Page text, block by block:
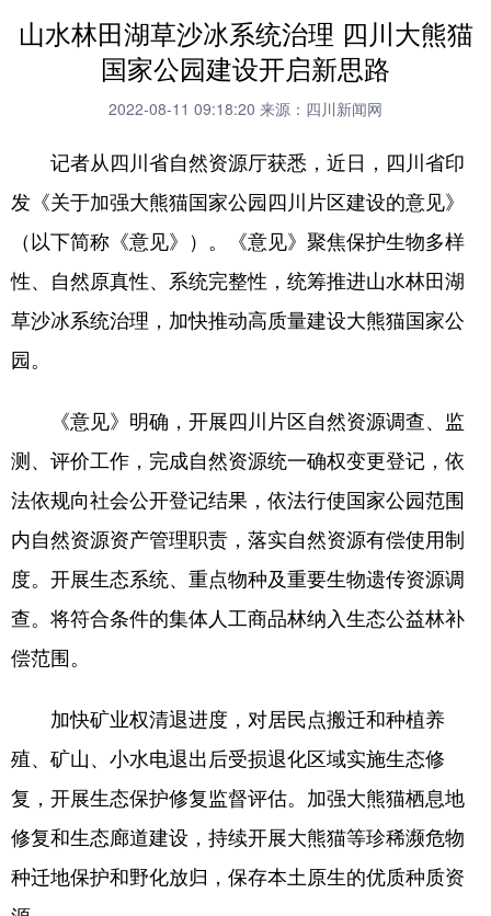
山水林田湖草沙冰系统治理 四川大熊猫
国家公园建设开启新思路
2022-08-11 09:18:20 来源：四川新闻网
记者从四川省自然资源厅获悉，近日，四川省印
发《关于加强大熊猫国家公园四川片区建设的意见》
（以下简称《意见》）。《意见》聚焦保护生物多样
性、自然原真性、系统完整性，统筹推进山水林田湖
草沙冰系统治理，加快推动高质量建设大熊猫国家公
园。
《意见》明确，开展四川片区自然资源调查、监
测、评价工作，完成自然资源统一确权变更登记，依
法依规向社会公开登记结果，依法行使国家公园范围
内自然资源资产管理职责，落实自然资源有偿使用制
度。开展生态系统、重点物种及重要生物遗传资源调
查。将符合条件的集体人工商品林纳入生态公益林补
偿范围。
加快矿业权清退进度，对居民点搬迁和种植养
殖、矿山、小水电退出后受损退化区域实施生态修
复，开展生态保护修复监督评估。加强大熊猫栖息地
修复和生态廊道建设，持续开展大熊猫等珍稀濒危物
种迁地保护和野化放归，保存本土原生的优质种质资